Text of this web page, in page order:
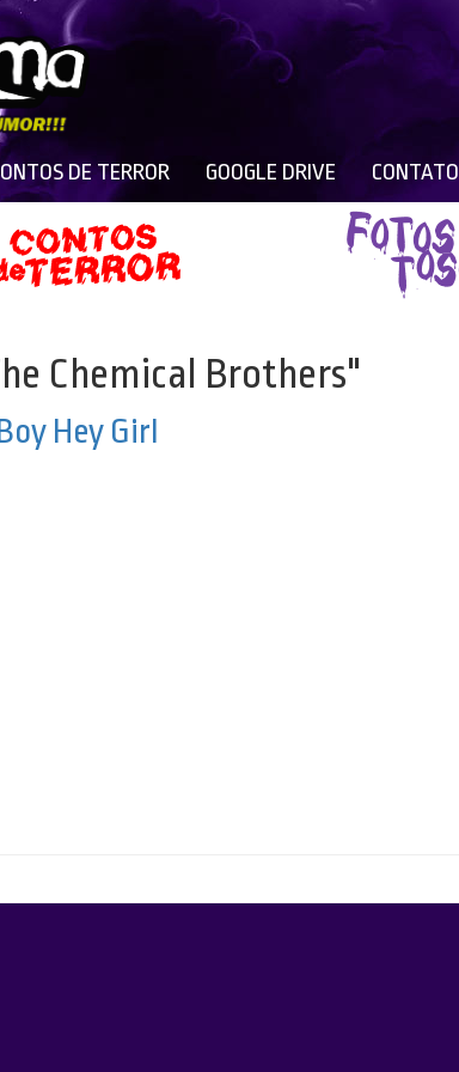
DE TERROR GOOGLE DRIVE CONTATO
Chemical Brothers"
Hey Girl